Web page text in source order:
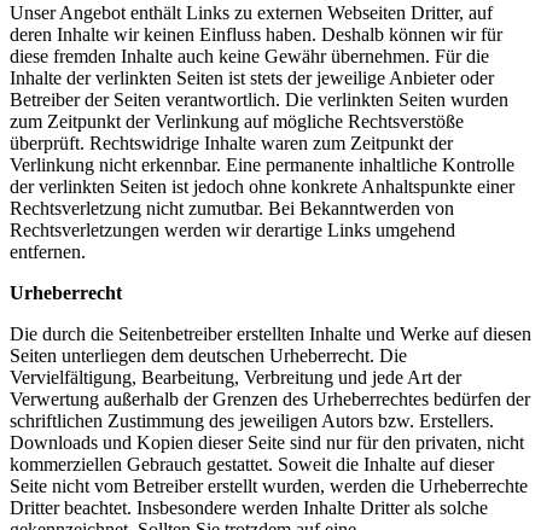
Unser Angebot enthält Links zu externen Webseiten Dritter, auf
deren Inhalte wir keinen Einfluss haben. Deshalb können wir für
diese fremden Inhalte auch keine Gewähr übernehmen. Für die
Inhalte der verlinkten Seiten ist stets der jeweilige Anbieter oder
Betreiber der Seiten verantwortlich. Die verlinkten Seiten wurden
zum Zeitpunkt der Verlinkung auf mögliche Rechtsverstöße
überprüft. Rechtswidrige Inhalte waren zum Zeitpunkt der
Verlinkung nicht erkennbar. Eine permanente inhaltliche Kontrolle
der verlinkten Seiten ist jedoch ohne konkrete Anhaltspunkte einer
Rechtsverletzung nicht zumutbar. Bei Bekanntwerden von
Rechtsverletzungen werden wir derartige Links umgehend
entfernen.
Urheberrecht
Die durch die Seitenbetreiber erstellten Inhalte und Werke auf diesen
Seiten unterliegen dem deutschen Urheberrecht. Die
Vervielfältigung, Bearbeitung, Verbreitung und jede Art der
Verwertung außerhalb der Grenzen des Urheberrechtes bedürfen der
schriftlichen Zustimmung des jeweiligen Autors bzw. Erstellers.
Downloads und Kopien dieser Seite sind nur für den privaten, nicht
kommerziellen Gebrauch gestattet. Soweit die Inhalte auf dieser
Seite nicht vom Betreiber erstellt wurden, werden die Urheberrechte
Dritter beachtet. Insbesondere werden Inhalte Dritter als solche